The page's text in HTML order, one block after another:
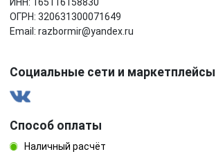
ОГРН: 320631300071649
Email: razbormir@yandex.ru
Социальные сети и маркетплейсы
Способ оплаты
Наличный расчёт